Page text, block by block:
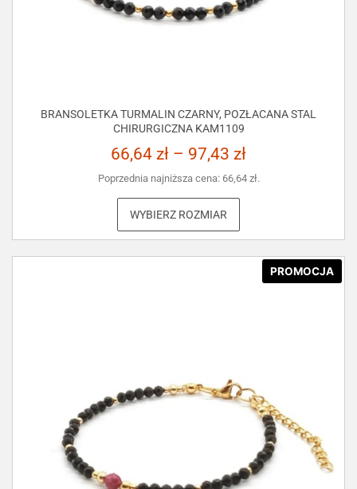
BRANSOLETKA TURMALIN CZARNY, POZŁACANA STAL
CHIRURGICZNA KAM1109
66,64 zł – 97,43 zł
Poprzednia najniższa cena: 66,64 zł.
WYBIERZ ROZMIAR
PROMOCJA